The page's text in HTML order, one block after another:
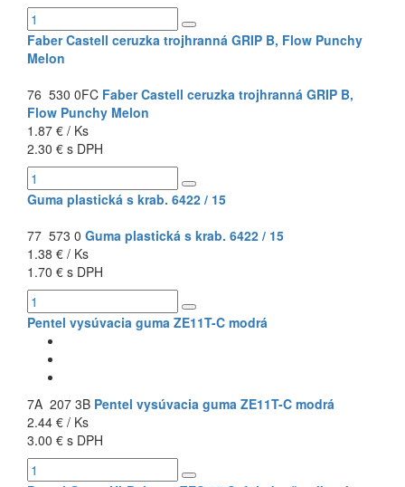
Faber Castell ceruzka trojhranná GRIP B, Flow Punchy
Melon
76 530 0FC Faber Castell ceruzka trojhranná GRIP B,
Flow Punchy Melon
1.87 € / Ks
2.30 € s DPH
Guma plastická s krab. 6422 / 15
77 573 0 Guma plastická s krab. 6422 / 15
1.38 € / Ks
1.70 € s DPH
Pentel vysúvacia guma ZE11T-C modrá
7A 207 3B Pentel vysúvacia guma ZE11T-C modrá
2.44 € / Ks
3.00 € s DPH